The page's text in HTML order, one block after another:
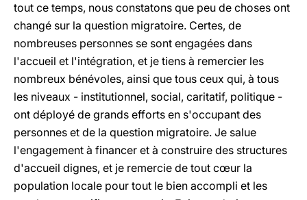
tout ce temps, nous constatons que peu de choses ont
changé sur la question migratoire. Certes, de
nombreuses personnes se sont engagées dans
l'accueil et l'intégration, et je tiens à remercier les
nombreux bénévoles, ainsi que tous ceux qui, à tous
les niveaux - institutionnel, social, caritatif, politique -
ont déployé de grands efforts en s'occupant des
personnes et de la question migratoire. Je salue
l'engagement à financer et à construire des structures
d'accueil dignes, et je remercie de tout cœur la
population locale pour tout le bien accompli et les